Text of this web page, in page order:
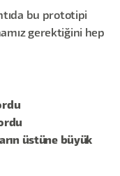
bu prototipi
gerektiğini hep
üstüne büyük